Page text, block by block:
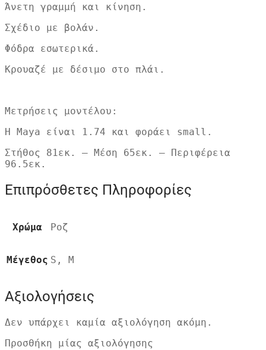
Άνετη γραμμή και κίνηση.
Σχέδιο με βολάν.
Φόδρα εσωτερικά.
Κρουαζέ με δέσιμο στο πλάι.
Μετρήσεις μοντέλου:
Η Maya είναι 1.74 και φοράει small.
Στήθος 81εκ. – Μέση 65εκ. – Περιφέρεια
96.5εκ.
Επιπρόσθετες Πληροφορίες
Χρώμα Ροζ
Μέγεθος S, M
Αξιολογήσεις
Δεν υπάρχει καμία αξιολόγηση ακόμη.
Προσθήκη μίας αξιολόγησης